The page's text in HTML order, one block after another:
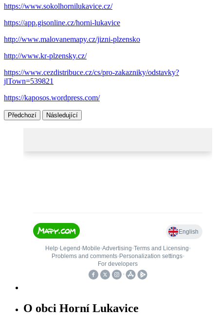
https://www.sokolhornilukavice.cz/
https://app.gisonline.cz/horni-lukavice
http://www.malovanemapy.cz/jizni-plzensko
http://www.kr-plzensky.cz/
https://www.cezdistribuce.cz/cs/pro-zakazniky/odstavky?
jlTown=539821
https://kaposos.wordpress.com/
Předchozí Následující
O obci Horní Lukavice